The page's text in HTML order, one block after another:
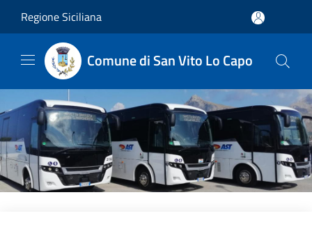
Regione Siciliana
Comune di San Vito Lo Capo